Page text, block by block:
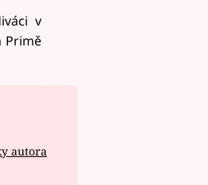
v
Primě
autora